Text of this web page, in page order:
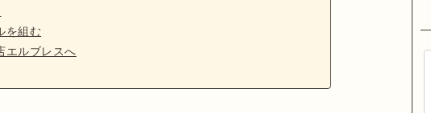
を組む
エルブレスへ